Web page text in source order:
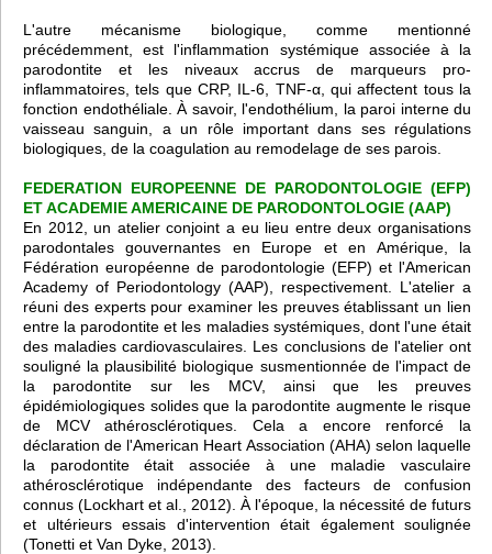
L'autre mécanisme biologique, comme mentionné
précédemment, est l'inflammation systémique associée à la
parodontite et les niveaux accrus de marqueurs pro-
inflammatoires, tels que CRP, IL-6, TNF-α, qui affectent tous la
fonction endothéliale. À savoir, l'endothélium, la paroi interne du
vaisseau sanguin, a un rôle important dans ses régulations
biologiques, de la coagulation au remodelage de ses parois.
FEDERATION EUROPEENNE DE PARODONTOLOGIE (EFP)
ET ACADEMIE AMERICAINE DE PARODONTOLOGIE (AAP)
En 2012, un atelier conjoint a eu lieu entre deux organisations
parodontales gouvernantes en Europe et en Amérique, la
Fédération européenne de parodontologie (EFP) et l'American
Academy of Periodontology (AAP), respectivement. L'atelier a
réuni des experts pour examiner les preuves établissant un lien
entre la parodontite et les maladies systémiques, dont l'une était
des maladies cardiovasculaires. Les conclusions de l'atelier ont
souligné la plausibilité biologique susmentionnée de l'impact de
la parodontite sur les MCV, ainsi que les preuves
épidémiologiques solides que la parodontite augmente le risque
de MCV athérosclérotiques. Cela a encore renforcé la
déclaration de l'American Heart Association (AHA) selon laquelle
la parodontite était associée à une maladie vasculaire
athérosclérotique indépendante des facteurs de confusion
connus (Lockhart et al., 2012). À l'époque, la nécessité de futurs
et ultérieurs essais d'intervention était également soulignée
(Tonetti et Van Dyke, 2013).